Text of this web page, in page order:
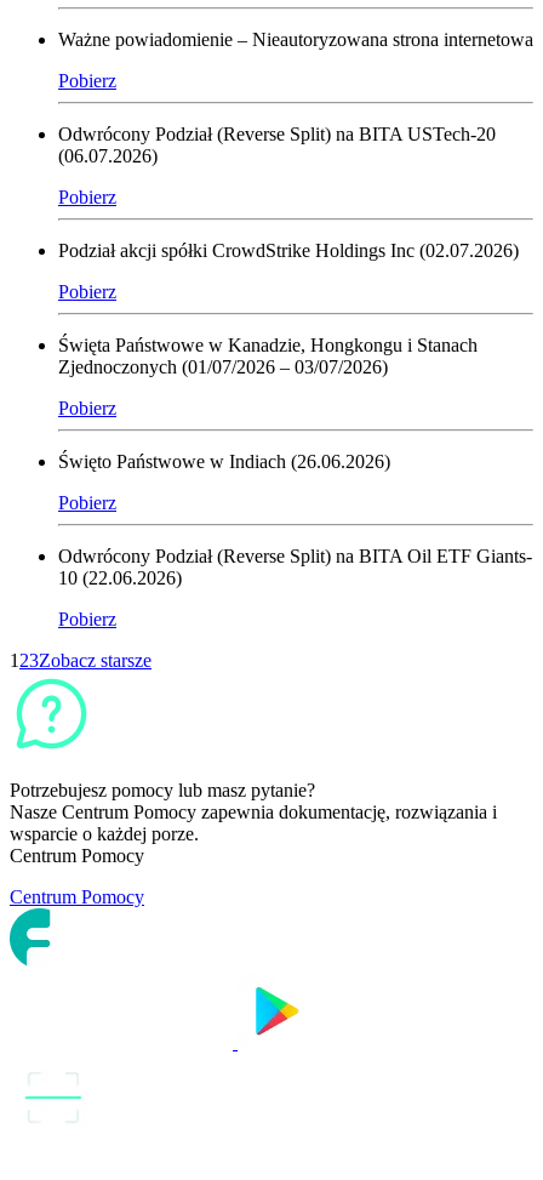
Ważne powiadomienie – Nieautoryzowana strona internetowa
Pobierz
Odwrócony Podział (Reverse Split) na BITA USTech-20
(06.07.2026)
Pobierz
Podział akcji spółki CrowdStrike Holdings Inc (02.07.2026)
Pobierz
Święta Państwowe w Kanadzie, Hongkongu i Stanach
Zjednoczonych (01/07/2026 – 03/07/2026)
Pobierz
Święto Państwowe w Indiach (26.06.2026)
Pobierz
Odwrócony Podział (Reverse Split) na BITA Oil ETF Giants-
10 (22.06.2026)
Pobierz
1 23Zobacz starsze
Potrzebujesz pomocy lub masz pytanie?
Nasze Centrum Pomocy zapewnia dokumentację, rozwiązania i
wsparcie o każdej porze.
Centrum Pomocy
Centrum Pomocy